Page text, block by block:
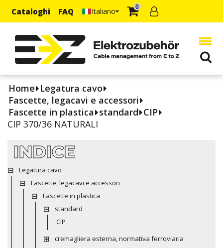
Cataloghi FAQ Italiano 0
Home Legatura cavo
Fascette, legacavi e accessori
Fascette in plastica standard CIP
CIP 370/36 NATURALI
INDICE
Legatura cavo
Fascette, legacavi e accessori
Fascette in plastica
standard
CIP
cremagliera esterna, normativa ferroviaria